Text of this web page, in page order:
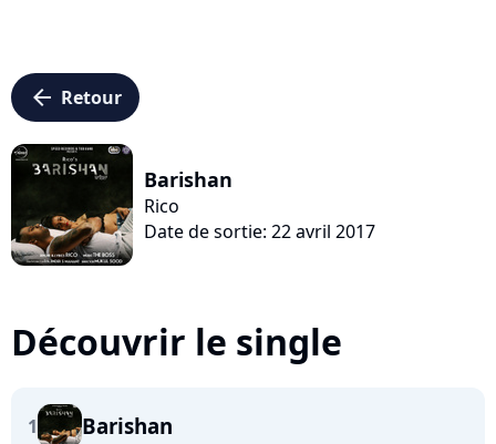
arrow_left Retour
Barishan
Rico
Date de sortie: 22 avril 2017
Découvrir le single
1 Barishan